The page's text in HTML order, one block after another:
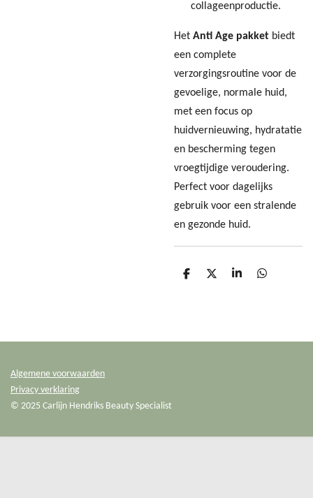
collageenproductie.
Het Anti Age pakket biedt
een complete
verzorgingsroutine voor de
gevoelige, normale huid,
met een focus op
huidvernieuwing, hydratatie
en bescherming tegen
vroegtijdige veroudering.
Perfect voor dagelijks
gebruik voor een stralende
en gezonde huid.
D
D
S
D
Algemene voorwaarden
Privacy verklaring
© 2025 Carlijn Hendriks Beauty Specialist